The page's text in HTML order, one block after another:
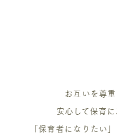
お互いを尊重
安心して保育に
「保育者になりたい